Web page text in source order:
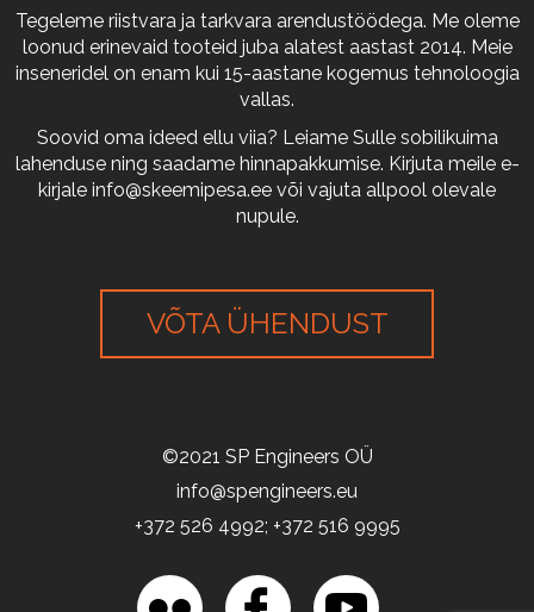
Tegeleme riistvara ja tarkvara arendustöödega. Me oleme
loonud erinevaid tooteid juba alatest aastast 2014. Meie
inseneridel on enam kui 15-aastane kogemus tehnoloogia
vallas.
Soovid oma ideed ellu viia? Leiame Sulle sobilikuima
lahenduse ning saadame hinnapakkumise. Kirjuta meile e-
kirjale info@skeemipesa.ee või vajuta allpool olevale
nupule.
VÕTA ÜHENDUST
©2021 SP Engineers OÜ
info@spengineers.eu
+372 526 4992; +372 516 9995